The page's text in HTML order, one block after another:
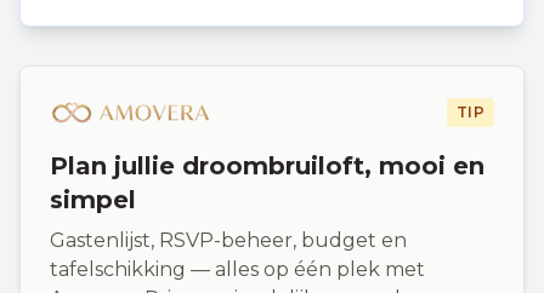
TIP
Plan jullie droombruiloft, mooi en
simpel
Gastenlijst, RSVP-beheer, budget en
tafelschikking — alles op één plek met